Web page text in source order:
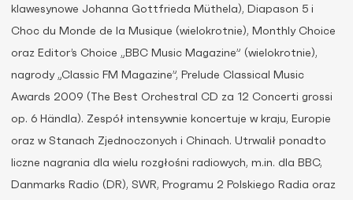
klawesynowe Johanna Gottfrieda Müthela), Diapason 5 i
Choc du Monde de la Musique (wielokrotnie), Monthly Choice
oraz Editor’s Choice „BBC Music Magazine” (wielokrotnie),
nagrody „Classic FM Magazine”, Prelude Classical Music
Awards 2009 (The Best Orchestral CD za 12 Concerti grossi
op. 6 Händla). Zespół intensywnie koncertuje w kraju, Europie
oraz w Stanach Zjednoczonych i Chinach. Utrwalił ponadto
liczne nagrania dla wielu rozgłośni radiowych, m.in. dla BBC,
Danmarks Radio (DR), SWR, Programu 2 Polskiego Radia oraz